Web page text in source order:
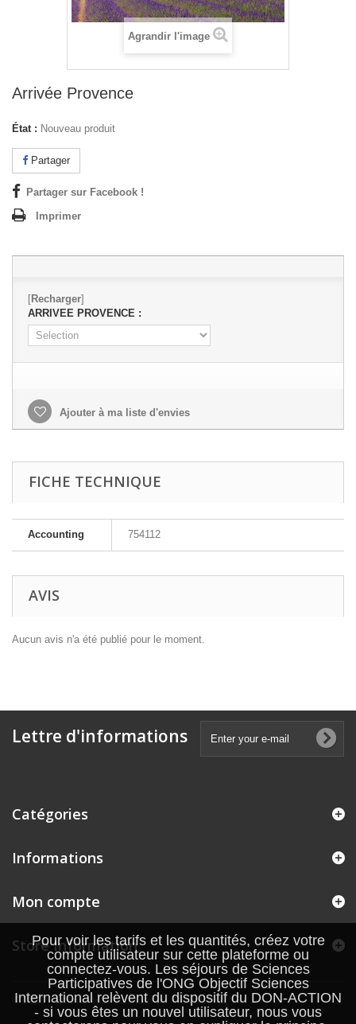
Pour voir les tarifs et les quantités, créez votre
compte utilisateur sur cette plateforme ou
connectez-vous. Les séjours de Sciences
Participatives de l'ONG Objectif Sciences
International relèvent du dispositif du DON-ACTION
- si vous êtes un nouvel utilisateur, nous vous
Agrandir l'image
Arrivée Provence
État : Nouveau produit
Partager
Partager sur Facebook !
Imprimer
[Recharger]
ARRIVEE PROVENCE :
Ajouter à ma liste d'envies
FICHE TECHNIQUE
Accounting 754112
AVIS
Aucun avis n'a été publié pour le moment.
Lettre d'informations
Catégories
Informations
© 2026 - Ecommerce software by PrestaShop™
Mon compte
Store Information